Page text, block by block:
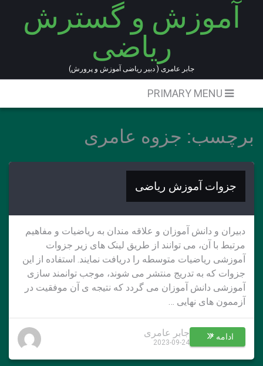
آموزش و گسترش
ریاضی
جابر عامری ( دبیر ریاضی آموزش و پرورش)
برچسب: جزوه عامری
جزوات آموزش ریاضی
دبیران و دانش آموزان و علاقه مندان به ریاضیات و مفاهیم
مرتبط با آن، می توانند از طریق لینک های زیر جزوات
آموزشی ریاضیات متوسطه را دریافت نمایند. استفاده از این
جزوات که به تدریج منتشر می شوند، موجب توانمند سازی
آموزشی دانش آموزان می گردد که نتیجه ی آن موفقیت در
آزممون های نهایی …
ادامه * جابر عامری
2023-09-24